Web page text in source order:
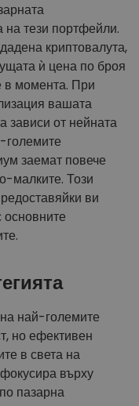
на тези портфейли.
криптовалута,
ѝ цена по броя
в момента. При
вашата
зависи от нейната
големите
заемат повече
малките. Този
ви
най-големите
но ефективен
в света на
върху
пазарна